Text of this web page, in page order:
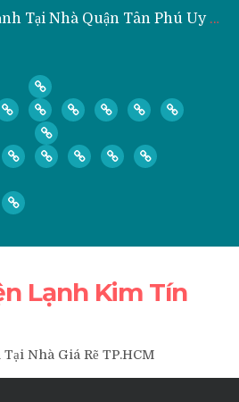
Tủ Lạnh Tại Nhà Quận 3
Lạnh Kim Tín
Nhà Giá Rẽ TP.HCM